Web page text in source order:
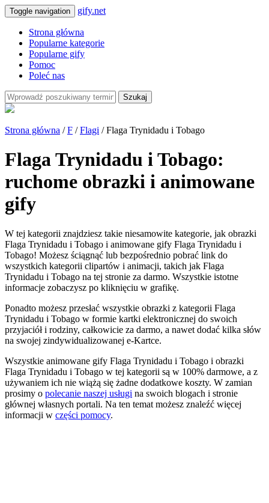
Toggle navigation gify.net
Strona główna
Popularne kategorie
Popularne gify
Pomoc
Poleć nas
Szukaj
Strona główna /F /Flagi / Flaga Trynidadu i Tobago
Flaga Trynidadu i Tobago:
ruchome obrazki i animowane
gify
W tej kategorii znajdziesz takie niesamowite kategorie, jak obrazki
Flaga Trynidadu i Tobago i animowane gify Flaga Trynidadu i
Tobago! Możesz ściągnąć lub bezpośrednio pobrać link do
wszystkich kategorii clipartów i animacji, takich jak Flaga
Trynidadu i Tobago na tej stronie za darmo. Wszystkie istotne
informacje zobaczysz po kliknięciu w grafikę.
Ponadto możesz przesłać wszystkie obrazki z kategorii Flaga
Trynidadu i Tobago w formie kartki elektronicznej do swoich
przyjaciół i rodziny, całkowicie za darmo, a nawet dodać kilka słów
na swojej zindywidualizowanej e-Kartce.
Wszystkie animowane gify Flaga Trynidadu i Tobago i obrazki
Flaga Trynidadu i Tobago w tej kategorii są w 100% darmowe, a z
używaniem ich nie wiążą się żadne dodatkowe koszty. W zamian
prosimy o polecanie naszej usługi na swoich blogach i stronie
głównej własnych portali. Na ten temat możesz znaleźć więcej
informacji w części pomocy.